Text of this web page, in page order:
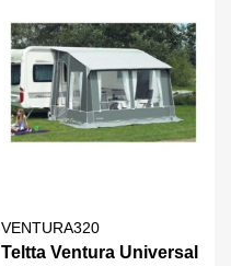
VENTURA320
Teltta Ventura Universal